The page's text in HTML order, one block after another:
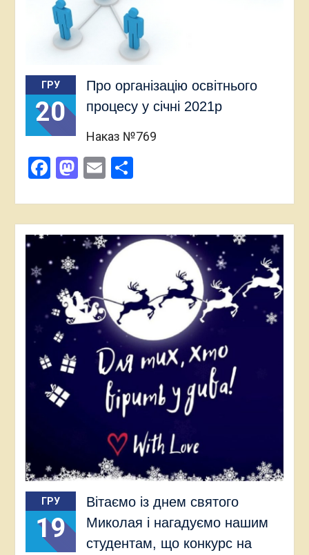
ГРУ
20
Про організацію освітнього
процесу у січні 2021р
Наказ №769
Facebook
Mastodon
EmailПоділитися
ГРУ
19
Вітаємо із днем святого
Миколая і нагадуємо нашим
студентам, що конкурс на